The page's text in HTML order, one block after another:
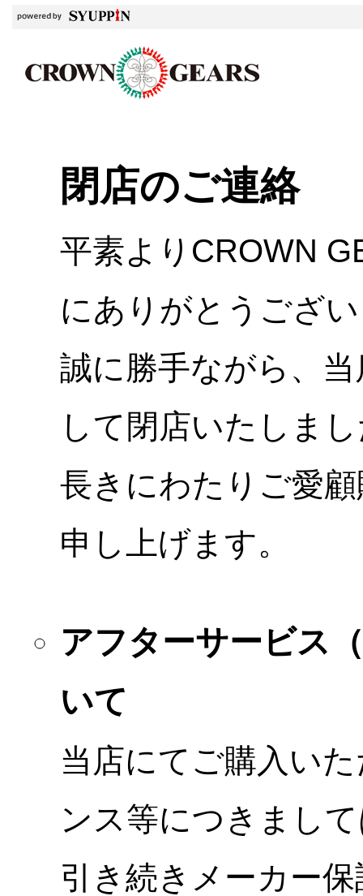
閉店のご連絡
平素よりCROWN
にありがとうござ
誠に勝手ながら、
して閉店いたしま
長きにわたりご愛
申し上げます。
アフターサービス
いて
当店にてご購入い
ンス等につきまし
引き続きメーカー